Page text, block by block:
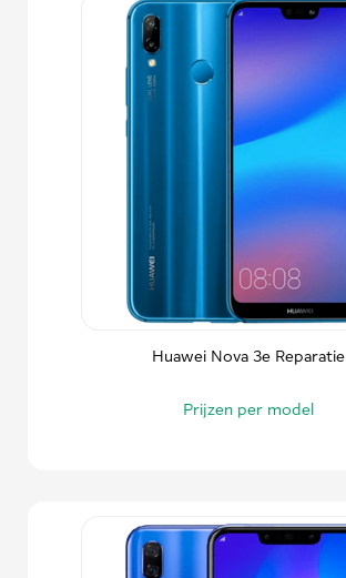
Huawei Nova 3e Reparatie
Prijzen per model